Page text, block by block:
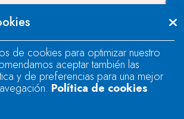
un error al cargar el campo
de cookies para optimizar nuestro
aceptar también las
y de preferencias para una mejor
Política de cookies